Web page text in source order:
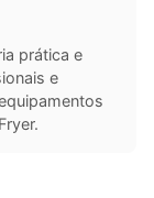
prática e
e